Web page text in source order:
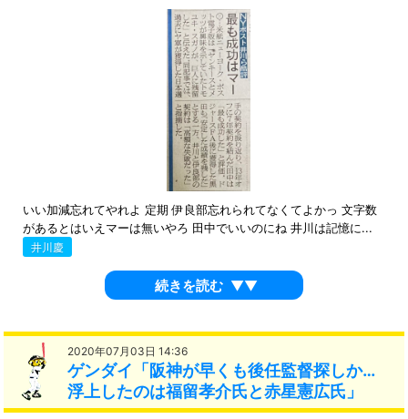
いい加減忘れてやれよ 定期 伊良部忘れられてなくてよかっ 文字数
があるとはいえマーは無いやろ 田中でいいのにね 井川は記憶に...
井川慶
続きを読む ▼▼
2020年07月03日 14:36
ゲンダイ「阪神が早くも後任監督探しか…
浮上したのは福留孝介氏と赤星憲広氏」